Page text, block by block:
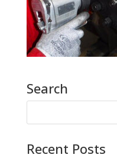
Search
Recent Posts